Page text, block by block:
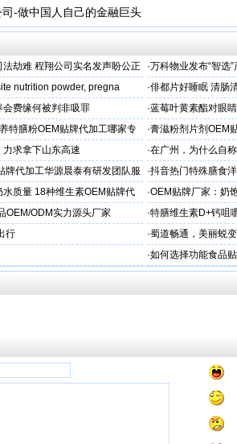
-做中国人自己的金融巨头
劫难 程翔公司实名发声盼公正
·万科物业发布“智选
nutrition powder, pregna ·俳都片好睡眠 清肠
费缘何被判非吸罪 ·蓝莓叶黄素酯对眼
牌代工
特膳粉OEM贴牌代加工哪家专
·膏滋粉剂片剂OEM
求拿下山东高速 ·在广州，为什么自
牌代加工华源晨泰有研发团队服
·抖音热门特殊膳食
牌加工
质量 18种维生素OEM贴牌代
·OEM贴牌厂家：奶
一步！
OEM/ODM实力源头厂家 ·特膳维生素D+钙咀
衡营养
行 ·蜀道畅通，美丽蜕变
·如何选择功能食品